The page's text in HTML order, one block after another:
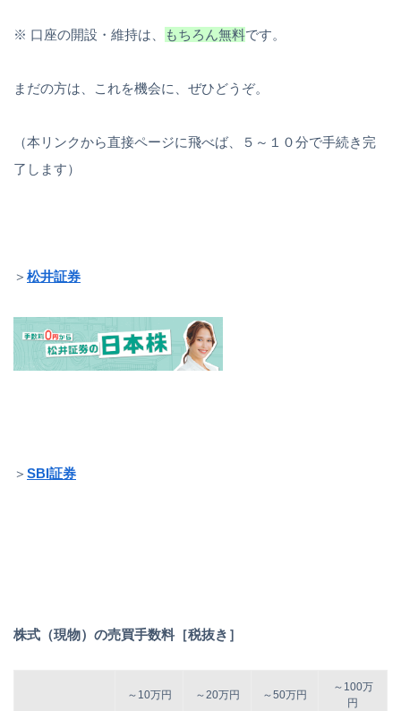
※ 口座の開設・維持は、 もちろん無料です。
まだの方は、これを機会に、ぜひどうぞ。
（本リンクから直接ページに飛べば、５～１０分で手続き完
了します）
＞ 松井証券
＞ SBI証券
株式（現物）の売買手数料［税抜き］
～10万円 ～20万円 ～50万円
～100万
円